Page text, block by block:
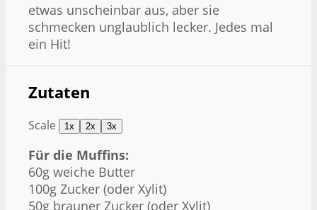
etwas unscheinbar aus, aber sie
schmecken unglaublich lecker. Jedes mal
ein Hit!
Zutaten
Scale 1x 2x 3x
Für die Muffins:
60g weiche Butter
100g Zucker (oder Xylit)
50g brauner Zucker (oder Xylit)